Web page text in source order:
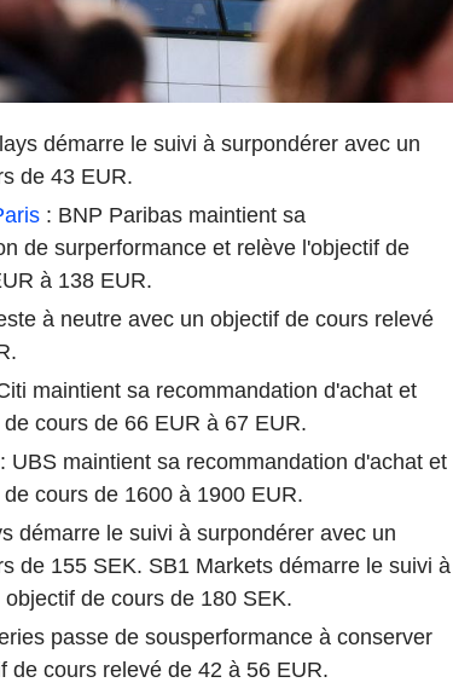
démarre le suivi à surpondérer avec un
de 43 EUR.
: BNP Paribas maintient sa
de surperformance et relève l'objectif de
à 138 EUR.
à neutre avec un objectif de cours relevé
maintient sa recommandation d'achat et
cours de 66 EUR à 67 EUR.
: UBS maintient sa recommandation d'achat et
cours de 1600 à 1900 EUR.
démarre le suivi à surpondérer avec un
de 155 SEK. SB1 Markets démarre le suivi à
de cours de 180 SEK.
passe de sousperformance à conserver
de cours relevé de 42 à 56 EUR.